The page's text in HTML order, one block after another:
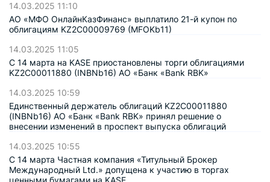
14.03.2025 11:10
АО «МФО ОнлайнКазФинанс» выплатило 21-й купон по
облигациям KZ2C00009769 (MFOKb11)
14.03.2025 11:05
С 14 марта на KASE приостановлены торги облигациями
KZ2C00011880 (INBNb16) АО «Банк «Bank RBK»
14.03.2025 10:59
Единственный держатель облигаций KZ2C00011880
(INBNb16) АО «Банк «Bank RBK» принял решение о
внесении изменений в проспект выпуска облигаций
14.03.2025 10:55
С 14 марта Частная компания «Титульный Брокер
Международный Ltd.» допущена к участию в торгах
ценными бумагами на KASE